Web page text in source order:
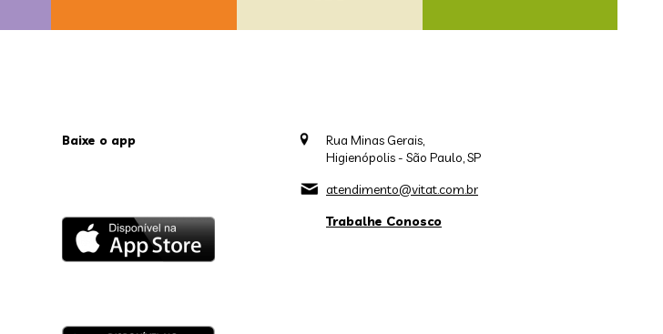
Baixe o app
Rua Minas Gerais,
Higienópolis - São Paulo, SP
atendimento@vitat.com.br
Trabalhe Conosco